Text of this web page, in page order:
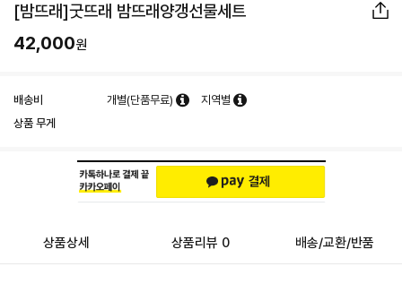
[밤뜨래]굿뜨래 밤뜨래양갱선물세트
42,000원
배송비 개별(단품무료)
지역별
상품 무게
상품상세 상품리뷰 0 배송/교환/반품